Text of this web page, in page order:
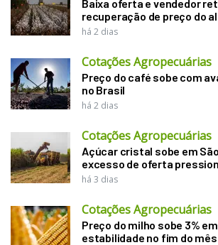
Baixa oferta e vendedor
recuperação de preço do
há 2 dias
Cotações Agropecuárias
Preço do café sobe com
no Brasil
há 2 dias
Cotações Agropecuárias
Açúcar cristal sobe em
excesso de oferta
há 3 dias
Cotações Agropecuárias
Preço do milho sobe 3%
estabilidade no fim do mês